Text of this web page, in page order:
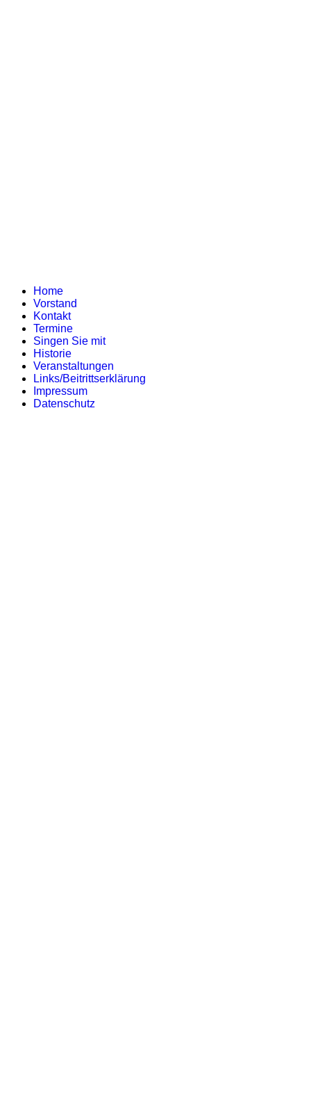
Home
Vorstand
Kontakt
Termine
Singen Sie mit
Historie
Veranstaltungen
Links/Beitrittserklärung
Impressum
Datenschutz